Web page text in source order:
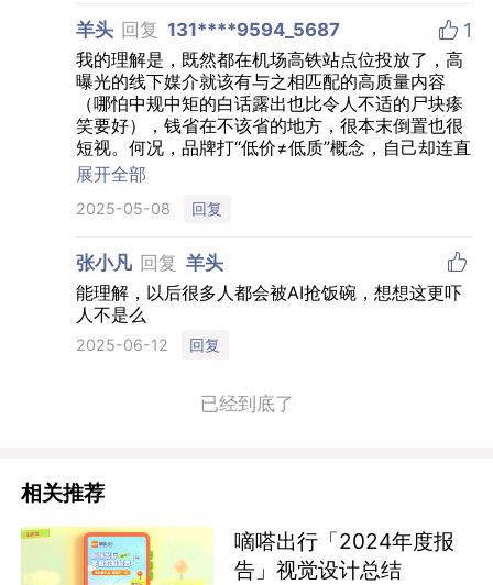
羊头 回复 131****9594_5687  1
我的理解是，既然都在机场高铁站点位投放了，高
曝光的线下媒介就该有与之相匹配的高质量内容
（哪怕中规中矩的白话露出也比令人不适的尸块瘆
笑要好），钱省在不该省的地方，很本末倒置也很
短视。何况，品牌打“低价≠低质”概念，自己却连直
面消费者的广告都做得无比“低质”，让消费者如何
一句没有冒犯的意思，哪里看出来“让利员
展开全部
2025-05-08 回复
张小凡 回复 羊头 
能理解，以后很多人都会被AI抢饭碗，想想这更吓
人不是么
2025-06-12 回复
已经到底了
相关推荐
嘀嗒出行「2024年度报
告」视觉设计总结